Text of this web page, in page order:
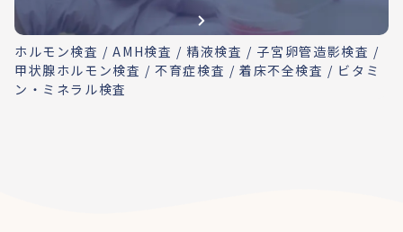
ホルモン検査 / AMH検査 / 精液検査 / 子宮卵管造影検査 /
甲状腺ホルモン検査 / 不育症検査 / 着床不全検査 / ビタミ
ン・ミネラル検査